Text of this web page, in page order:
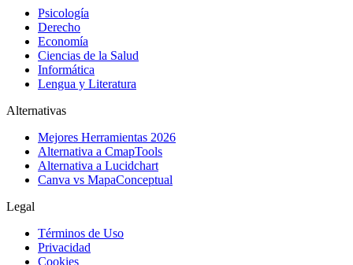
Psicología
Derecho
Economía
Ciencias de la Salud
Informática
Lengua y Literatura
Alternativas
Mejores Herramientas 2026
Alternativa a CmapTools
Alternativa a Lucidchart
Canva vs MapaConceptual
Legal
Términos de Uso
Privacidad
Cookies